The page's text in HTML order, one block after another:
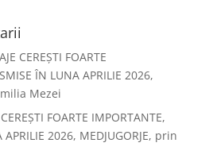
CEREȘTI FOARTE
ÎN LUNA APRILIE 2026,
Mezei
FOARTE IMPORTANTE,
2026, MEDJUGORJE, prin